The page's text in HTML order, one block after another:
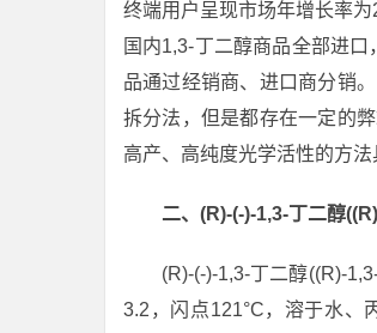
终端用户呈现市场年增长率
国内1,3-丁二醇商品全部进
品通过经销商、进口商分销
拆分法，但是都存在一定的
高产、高纯度光学活性的方法
二、(R)-(-)-1,3-丁二醇
(R)-(-)-1,3-丁二醇((R)-
3.2，闪点121°C，溶于水、